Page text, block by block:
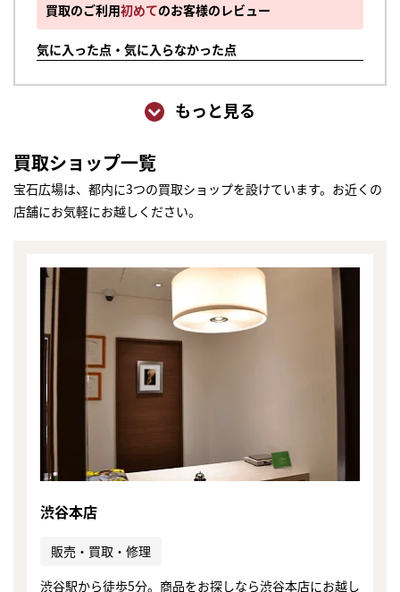
買取のご利用初めてのお客様のレビュー
気に入った点・気に入らなかった点
もっと見る
買取ショップ一覧
宝石広場は、都内に3つの買取ショップを設けています。お近くの
店舗にお気軽にお越しください。
渋谷本店
販売・買取・修理
渋谷駅から徒歩5分。商品をお探しなら渋谷本店にお越し